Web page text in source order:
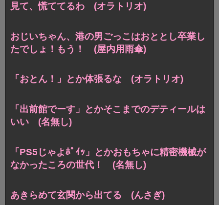
見て、慌ててるわ (オラトリオ)
おじいちゃん、港の男ごっこはおととし卒業し
たでしょ！もう！ (屋内用雨傘)
「おとん！」とか体張るな (オラトリオ)
「出前館でーす」とかそこまでのデティールは
いい (名無し)
「PS5じゃよﾎﾟｲｯ」とかおもちゃに精密機械が
なかったころの世代！ (名無し)
あきらめて玄関から出てる (んさぎ)